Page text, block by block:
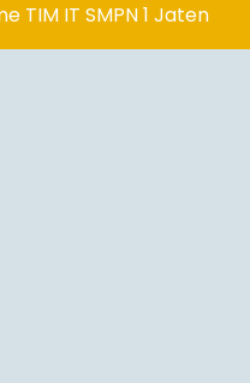
TIM IT SMPN 1 Jaten